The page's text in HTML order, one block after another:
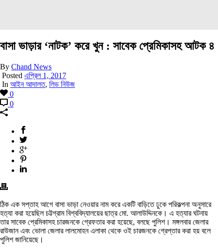
বাসা ভাড়ার ‘নাটক’ করে খুন : সাবেক প্রেমিকাসহ আটক ৪
By Chand News
Posted এপ্রিল 1, 2017
In আইন আদালত, লিড নিউজ
0
0
ঠিক এক সপ্তাহ আগে বাসা ভাড়া নেওয়ার নাম করে একটি বাড়িতে ঢুকে পরিকল্পনা অনুসারে
হত্যা করা হয়েছিল চট্টগ্রাম বিশ্ববিদ্যালয়ের ছাত্র মো. আলাউদ্দিনকে। এ হত্যার ঘটনায়
তার সাবেক প্রেমিকাসহ চারজনকে গ্রেফতার করা হয়েছে, বলছে পুলিশ। মঙ্গলবার জেলার
রাউজান এবং ভোলা জেলার লালমোহন এলাকা থেকে ওই চারজনকে গ্রেপ্তার করা হয় বলে
পুলিশ জানিয়েছে।